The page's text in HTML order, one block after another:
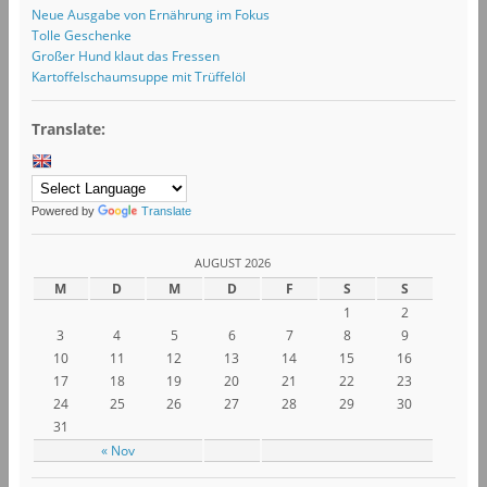
Neue Ausgabe von Ernährung im Fokus
Tolle Geschenke
Großer Hund klaut das Fressen
Kartoffelschaumsuppe mit Trüffelöl
Translate:
Powered by Translate
AUGUST 2026
M D M D F S S
« Nov
1
2
3
4 5 6 7 8
9
10
11 12 13 14 15
16
17
18 19 20 21 22
23
24
25 26 27 28 29
30
31